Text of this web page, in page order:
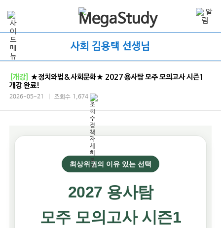
사회 김용택 선생님
[개강]
★정치와법&사회문화★ 2027 용사탐 모주 모의고사 시즌1
개강 완료!
2026-05-21 | 조회수 1,674
최상위권의 이유 있는 선택
2027 용사탐
모주 모의고사 시즌1